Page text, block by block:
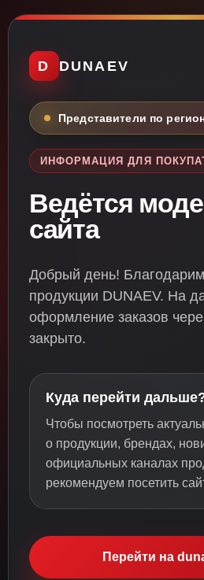
D DUNAEV
Представители по
ИНФОРМАЦИЯ ДЛЯ
Ведётся
сайта
Добрый день! Благодарим
продукции DUNAEV. На
оформление заказов
закрыто.
Куда перейти
Чтобы посмотреть
о продукции, брендах,
официальных каналах
рекомендуем посетить
Перейти на